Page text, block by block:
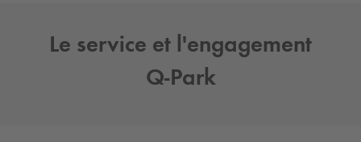
Le service et l'engagement
Q-Park